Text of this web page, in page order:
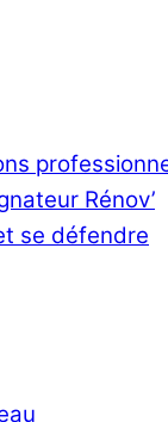
Rénov’
se défendre